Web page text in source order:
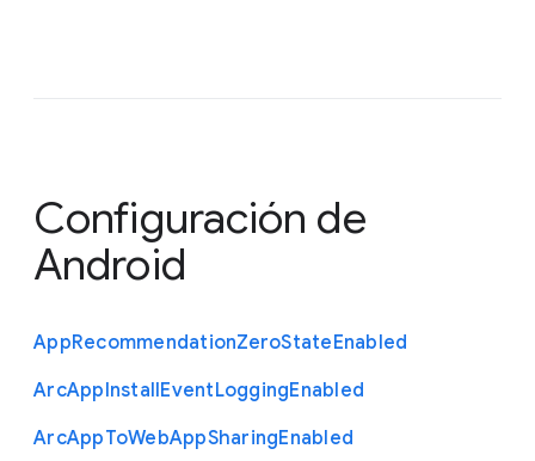
Configuración de
Android
AppRecommendationZeroStateEnabled
ArcAppInstallEventLoggingEnabled
ArcAppToWebAppSharingEnabled